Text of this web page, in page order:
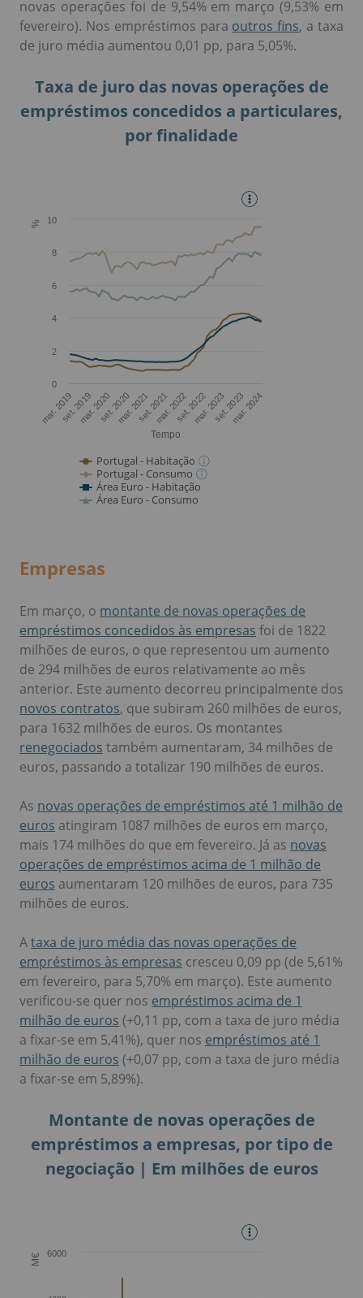
novas operações foi de 9,54% em março (9,53% em
fevereiro). Nos empréstimos para outros fins, a taxa
de juro média aumentou 0,01 pp, para 5,05%.
Taxa de juro das novas operações de
empréstimos concedidos a particulares,
por finalidade
Empresas
Em março, o montante de novas operações de
empréstimos concedidos às empresas foi de 1822
milhões de euros, o que representou um aumento
de 294 milhões de euros relativamente ao mês
anterior. Este aumento decorreu principalmente dos
novos contratos, que subiram 260 milhões de euros,
para 1632 milhões de euros. Os montantes
renegociados também aumentaram, 34 milhões de
euros, passando a totalizar 190 milhões de euros.
As novas operações de empréstimos até 1 milhão de
euros atingiram 1087 milhões de euros em março,
mais 174 milhões do que em fevereiro. Já as novas
operações de empréstimos acima de 1 milhão de
euros aumentaram 120 milhões de euros, para 735
milhões de euros.
Ataxa de juro média das novas operações de
empréstimos às empresas cresceu 0,09 pp (de 5,61%
em fevereiro, para 5,70% em março). Este aumento
verificou-se quer nos empréstimos acima de 1
milhão de euros (+0,11 pp, com a taxa de juro média
a fixar-se em 5,41%), quer nos empréstimos até 1
milhão de euros (+0,07 pp, com a taxa de juro média
a fixar-se em 5,89%).
Montante de novas operações de
empréstimos a empresas, por tipo de
negociação | Em milhões de euros